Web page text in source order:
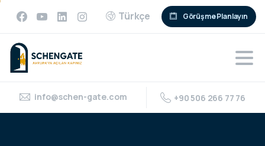
Türkçe Görüşme Planlayın
info@schen-gate.com +90 506 266 77 76